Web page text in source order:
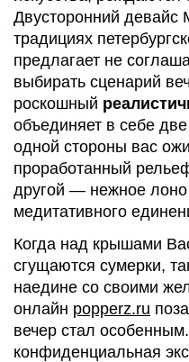
Двусторонний девайс
традициях
предлагает не
выбирать сценарий
роскошный
объединяет в себе
одной стороны вас
проработанный
другой — нежное лоно
медитативного
Когда над крышами
сгущаются сумерки,
наедине со своими
онлайн popperz.ru
вечер стал
конфиденциальная